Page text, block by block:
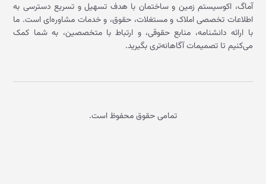
آماگ، اکوسیستم زمین و ساختمان با هدف تسهیل و تسریع دسترسی به
اطلاعات تخصصی املاک و مستغلات، حقوق، و خدمات مشاوره‌ای است. ما
با ارائه دانشنامه، منابع حقوقی، و ارتباط با متخصصین، به شما کمک
می‌کنیم تا تصمیمات آگاهانه‌تری بگیرید.
تمامی حقوق محفوظ است.